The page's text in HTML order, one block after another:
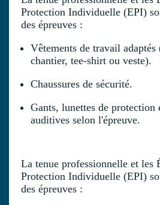
Protection Individuelle (EPI)
des épreuves :
Vêtements de travail adaptés
chantier, tee-shirt ou veste).
Chaussures de sécurité.
Gants, lunettes de protection
auditives selon l'épreuve.
La tenue professionnelle et les
Protection Individuelle (EPI)
des épreuves :